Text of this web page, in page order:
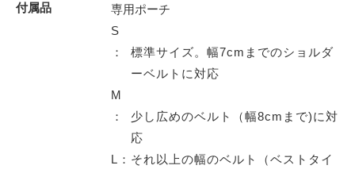
付属品
専用ポーチ
S
：
標準サイズ。幅7cmまでのショルダ
ーベルトに対応
M
：
少し広めのベルト（幅8cmまで)に対
応
L： それ以上の幅のベルト（ベストタイ